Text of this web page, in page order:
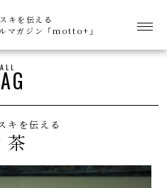
キを伝える
マガジン「motto+」
ALL
キを伝える
茶